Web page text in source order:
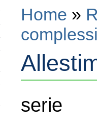
Home »
serie